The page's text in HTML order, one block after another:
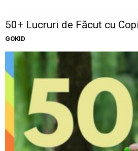
50+ Lucruri de Făcut cu
GOKID